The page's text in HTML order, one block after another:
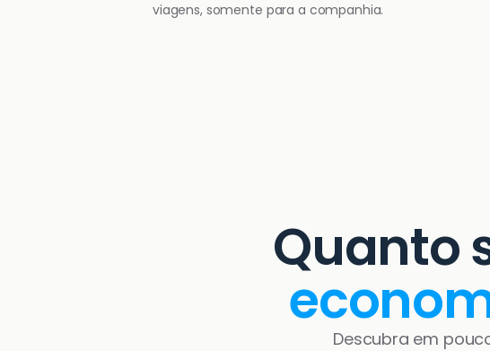
viagens, somente para a companhia.
Quanto
Descubra em